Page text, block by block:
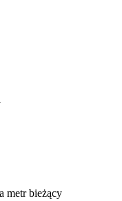
metr bieżący